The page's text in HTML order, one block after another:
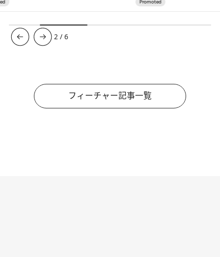
3 /6
フィーチャー記事一覧